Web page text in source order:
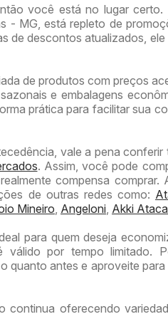
você está no lugar
- MG, está repleto de
de descontos atualizados,
de produtos com preços
e embalagens
prática para facilitar sua
vale a pena conferir
. Assim, você pode
compensa comprar.
de outras redes como:
Mineiro Angeloni Akki
para quem deseja
válido por tempo limitado.
quanto antes e aproveite para
oferecendo